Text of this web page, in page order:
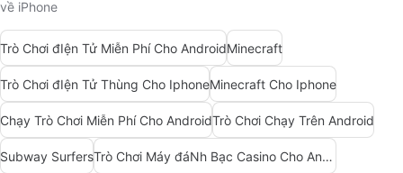
về iPhone
Trò Chơi đIện Tử Miễn Phí Cho AndroidMinecraft
Trò Chơi đIện Tử Thùng Cho IphoneMinecraft Cho Iphone
Chạy Trò Chơi Miễn Phí Cho AndroidTrò Chơi Chạy Trên Android
Subway Surfers Trò Chơi Máy đáNh Bạc Casino Cho Android